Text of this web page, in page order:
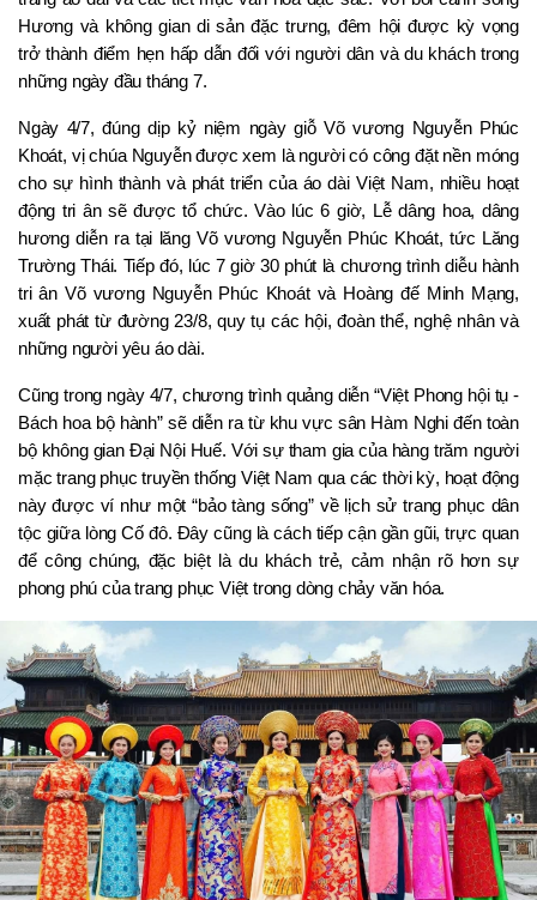
Hương và không gian di sản đặc trưng, đêm hội được kỳ vọng
trở thành điểm hẹn hấp dẫn đối với người dân và du khách trong
những ngày đầu tháng 7.
Ngày 4/7, đúng dịp kỷ niệm ngày giỗ Võ vương Nguyễn Phúc
Khoát, vị chúa Nguyễn được xem là người có công đặt nền móng
cho sự hình thành và phát triển của áo dài Việt Nam, nhiều hoạt
động tri ân sẽ được tổ chức. Vào lúc 6 giờ, Lễ dâng hoa, dâng
hương diễn ra tại lăng Võ vương Nguyễn Phúc Khoát, tức Lăng
Trường Thái. Tiếp đó, lúc 7 giờ 30 phút là chương trình diễu hành
tri ân Võ vương Nguyễn Phúc Khoát và Hoàng đế Minh Mạng,
xuất phát từ đường 23/8, quy tụ các hội, đoàn thể, nghệ nhân và
những người yêu áo dài.
Cũng trong ngày 4/7, chương trình quảng diễn “Việt Phong hội tụ -
Bách hoa bộ hành” sẽ diễn ra từ khu vực sân Hàm Nghi đến toàn
bộ không gian Đại Nội Huế. Với sự tham gia của hàng trăm người
mặc trang phục truyền thống Việt Nam qua các thời kỳ, hoạt động
này được ví như một “bảo tàng sống” về lịch sử trang phục dân
tộc giữa lòng Cố đô. Đây cũng là cách tiếp cận gần gũi, trực quan
để công chúng, đặc biệt là du khách trẻ, cảm nhận rõ hơn sự
phong phú của trang phục Việt trong dòng chảy văn hóa.